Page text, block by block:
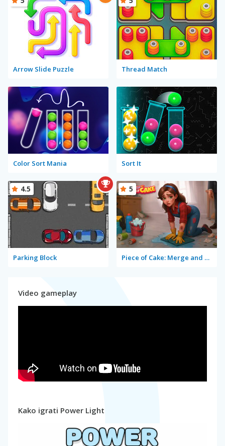
Arrow Slide Puzzle Thread Match
Color Sort Mania Sort It
Parking Block
4.5
Piece of Cake: Merge and Bake
5
Video gameplay
Kako igrati Power Light